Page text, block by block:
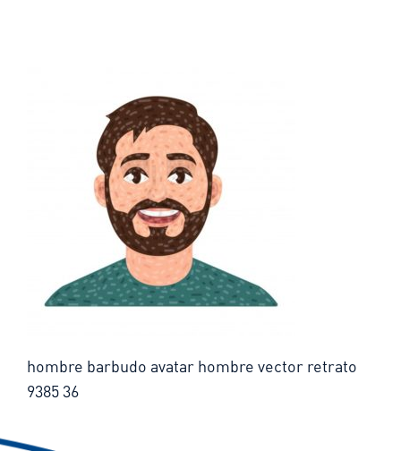
hombre barbudo avatar hombre vector retrato
9385 36